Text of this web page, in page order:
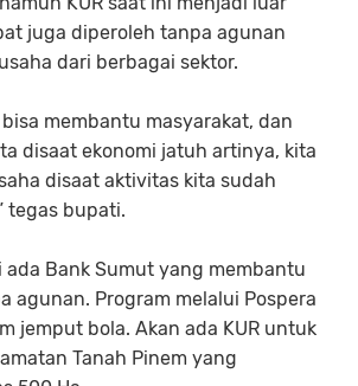
juga diperoleh tanpa agunan
dari berbagai sektor.
bisa membantu masyarakat, dan
disaat ekonomi jatuh artinya, kita
disaat aktivitas kita sudah
tegas bupati.
ada Bank Sumut yang membantu
agunan. Program melalui Pospera
jemput bola. Akan ada KUR untuk
Tanah Pinem yang